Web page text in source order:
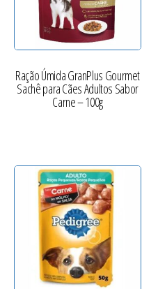
Ração Úmida GranPlus Gourmet
Sachê para Cães Adultos Sabor
Carne – 100g